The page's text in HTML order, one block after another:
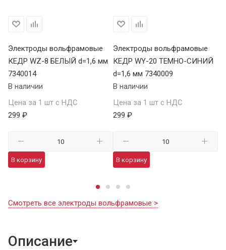
Электроды вольфрамовые
КЕДР WZ-8 БЕЛЫЙ d=1,6 мм
7340014
В наличии
Цена за 1 шт с НДС
299 ₽
В корзину
Электроды вольфрамовые
КЕДР WY-20 ТЕМНО-СИНИЙ
d=1,6 мм 7340009
В наличии
Цена за 1 шт с НДС
299 ₽
В корзину
Смотреть все электроды вольфрамовые >
Описание